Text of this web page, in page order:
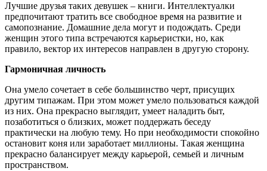
Лучшие друзья таких девушек – книги. Интеллектуалки
предпочитают тратить все свободное время на развитие и
самопознание. Домашние дела могут и подождать. Среди
женщин этого типа встречаются карьеристки, но, как
правило, вектор их интересов направлен в другую сторону.
Гармоничная личность
Она умело сочетает в себе большинство черт, присущих
другим типажам. При этом может умело пользоваться каждой
из них. Она прекрасно выглядит, умеет наладить быт,
позаботиться о близких, может поддержать беседу
практически на любую тему. Но при необходимости спокойно
остановит коня или заработает миллионы. Такая женщина
прекрасно балансирует между карьерой, семьей и личным
пространством.